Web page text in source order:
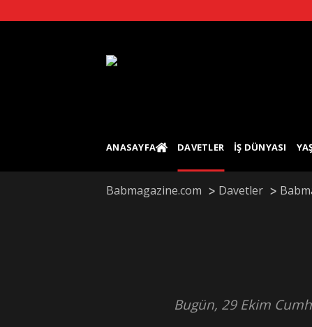
to
ANASAYFA DAVETLER İŞ DÜNYASI
Babmagazine.com Davetler
Bugün, 29 Ekim